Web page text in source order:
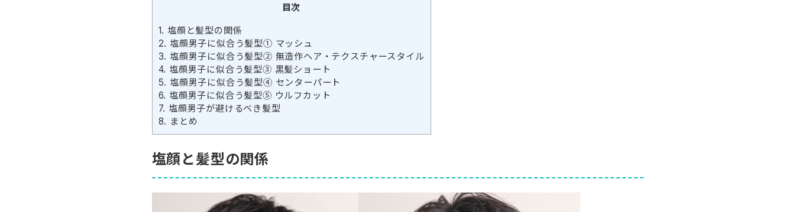
目次
1. 塩顔と髪型の関係
2. 塩顔男子に似合う髪型① マッシュ
3. 塩顔男子に似合う髪型② 無造作ヘア・テクスチャースタイル
4. 塩顔男子に似合う髪型③ 黒髪ショート
5. 塩顔男子に似合う髪型④ センターパート
6. 塩顔男子に似合う髪型⑤ ウルフカット
7. 塩顔男子が避けるべき髪型
8. まとめ
塩顔と髪型の関係